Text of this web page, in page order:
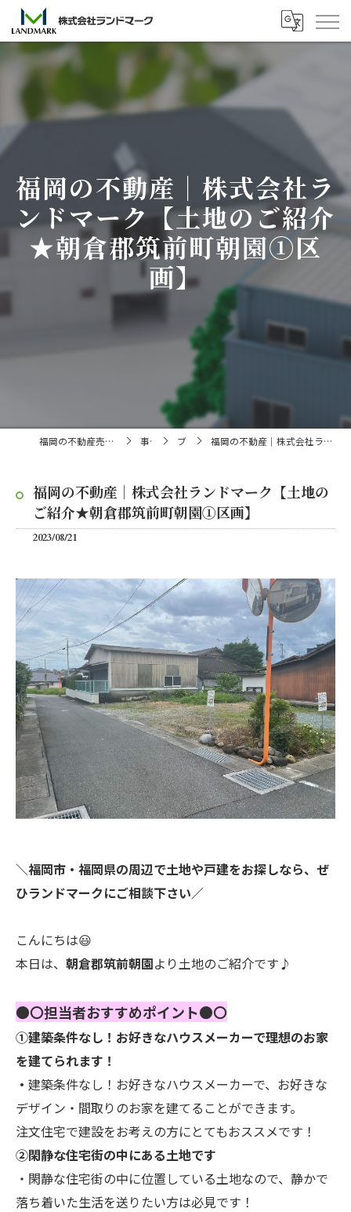
福岡の不動産｜株式会社ラ
ンドマーク【土地のご紹介
★朝倉郡筑前町朝園①区
画】
福岡の不動産売買・仲介なら株式会社ランドマーク 事業内容 ブログ 福岡の不動産｜株式会社ランドマーク【土地のご紹介★朝倉郡筑前町朝園①区画】
福岡の不動産｜株式会社ランドマーク【土地の
ご紹介★朝倉郡筑前町朝園①区画】
2023/08/21
＼福岡市・福岡県の周辺で土地や戸建をお探しなら、ぜ
ひランドマークにご相談下さい／
こんにちは😃
本日は、 朝倉郡筑前朝園より土地のご紹介です♪
●〇担当者おすすめポイント●〇
①建築条件なし！お好きなハウスメーカーで理想のお家
を建てられます！
・ 建築条件なし！お好きなハウスメーカーで、お好きな
デザイン・間取りのお家を建てることができます。
注文住宅で建設をお考えの方にとてもおススメです！
②閑静な住宅街の中にある土地です
・閑静な住宅街の中に位置している土地なので、静かで
落ち着いた生活を送りたい方は必見です！